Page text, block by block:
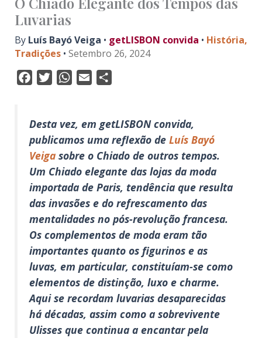
Luvarias
By Luís Bayó Veiga • getLISBON convida • História,
Tradições• Setembro 26, 2024
e
b
o
o
k
t
t
e
r
W
t
s
A
p
p
i
l
r
e
Desta vez, em getLISBON convida,
publicamos uma reflexão de Luís Bayó
Veigasobre o Chiado de outros tempos.
Um Chiado elegante das lojas da moda
importada de Paris, tendência que resulta
das invasões e do refrescamento das
mentalidades no pós-revolução francesa.
Os complementos de moda eram tão
importantes quanto os figurinos e as
luvas, em particular, constituíam-se como
elementos de distinção, luxo e charme.
Aqui se recordam luvarias desaparecidas
há décadas, assim como a sobrevivente
Ulisses que continua a encantar pela